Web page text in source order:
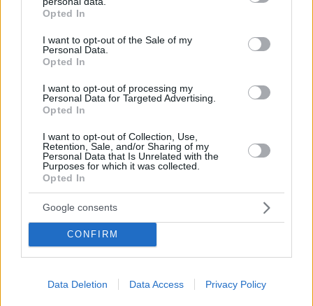
grant or deny consent to Google and its third-party tags to
use your data for below specified purposes in below Google
consent section.
Opted In
I want to opt-out of the Sale of my
Personal Data.
Opted In
I want to opt-out of processing my
Personal Data for Targeted Advertising.
Opted In
I want to opt-out of Collection, Use,
Retention, Sale, and/or Sharing of my
Personal Data that Is Unrelated with the
Purposes for which it was collected.
Opted In
Google consents
CONFIRM
Data Deletion Data Access Privacy Policy
«Δεν το πιστεύουμε», λένε οι Αμερικανοί που
υιοθέτησαν τον Αφγανό στη Λέσβο - Η αρχική
εκδοχή για το φονικό στην Κυψέλη και η σιωπή
στην απολογία